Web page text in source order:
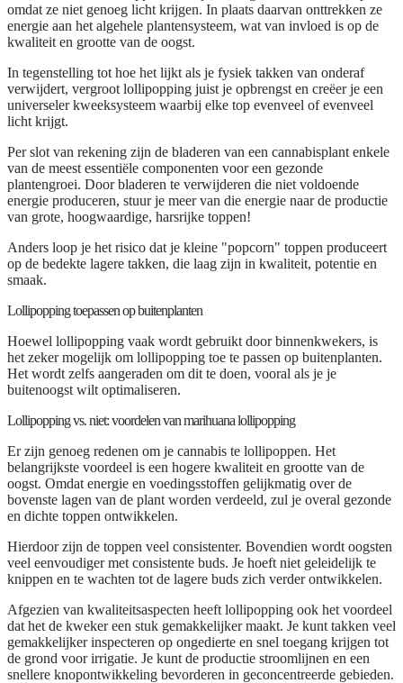
omdat ze niet genoeg licht krijgen. In plaats daarvan onttrekken ze
energie aan het algehele plantensysteem, wat van invloed is op de
kwaliteit en grootte van de oogst.
In tegenstelling tot hoe het lijkt als je fysiek takken van onderaf
verwijdert, vergroot lollipopping juist je opbrengst en creëer je een
universeler kweeksysteem waarbij elke top evenveel of evenveel
licht krijgt.
Per slot van rekening zijn de bladeren van een cannabisplant enkele
van de meest essentiële componenten voor een gezonde
plantengroei. Door bladeren te verwijderen die niet voldoende
energie produceren, stuur je meer van die energie naar de productie
van grote, hoogwaardige, harsrijke toppen!
Anders loop je het risico dat je kleine "popcorn" toppen produceert
op de bedekte lagere takken, die laag zijn in kwaliteit, potentie en
smaak.
Lollipopping toepassen op buitenplanten
Hoewel lollipopping vaak wordt gebruikt door binnenkwekers, is
het zeker mogelijk om lollipopping toe te passen op buitenplanten.
Het wordt zelfs aangeraden om dit te doen, vooral als je je
buitenoogst wilt optimaliseren.
Lollipopping vs. niet: voordelen van marihuana lollipopping
Er zijn genoeg redenen om je cannabis te lollipoppen. Het
belangrijkste voordeel is een hogere kwaliteit en grootte van de
oogst. Omdat energie en voedingsstoffen gelijkmatig over de
bovenste lagen van de plant worden verdeeld, zul je overal gezonde
en dichte toppen ontwikkelen.
Hierdoor zijn de toppen veel consistenter. Bovendien wordt oogsten
veel eenvoudiger met consistente buds. Je hoeft niet geleidelijk te
knippen en te wachten tot de lagere buds zich verder ontwikkelen.
Afgezien van kwaliteitsaspecten heeft lollipopping ook het voordeel
dat het de kweker een stuk gemakkelijker maakt. Je kunt takken veel
gemakkelijker inspecteren op ongedierte en snel toegang krijgen tot
de grond voor irrigatie. Je kunt de productie stroomlijnen en een
snellere knopontwikkeling bevorderen in geconcentreerde gebieden.